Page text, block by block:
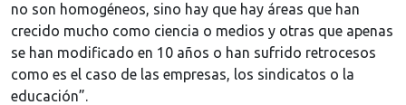
no son homogéneos, sino hay que hay áreas que han
crecido mucho como ciencia o medios y otras que apenas
se han modificado en 10 años o han sufrido retrocesos
como es el caso de las empresas, los sindicatos o la
educación”.